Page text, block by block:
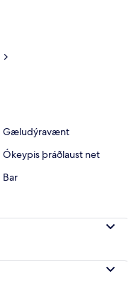
Gæludýravænt
Ókeypis þráðlaust net
Bar